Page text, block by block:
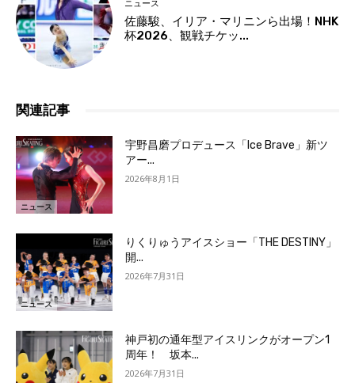
ニュース
佐藤駿、イリア・マリニンら出場！NHK
杯2026、観戦チケッ...
関連記事
ニュース
宇野昌磨プロデュース「Ice Brave」新ツ
アー...
2026年8月1日
ニュース
りくりゅうアイスショー「THE DESTINY」
開...
2026年7月31日
神戸初の通年型アイスリンクがオープン1
周年！ 坂本...
2026年7月31日